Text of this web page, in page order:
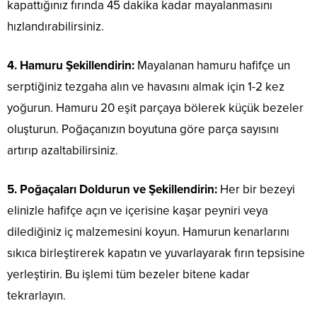
kapattığınız fırında 45 dakika kadar mayalanmasını
hızlandırabilirsiniz.
4. Hamuru Şekillendirin: Mayalanan hamuru hafifçe un
serptiğiniz tezgaha alın ve havasını almak için 1-2 kez
yoğurun. Hamuru 20 eşit parçaya bölerek küçük bezeler
oluşturun. Poğaçanızın boyutuna göre parça sayısını
artırıp azaltabilirsiniz.
5. Poğaçaları Doldurun ve Şekillendirin: Her bir bezeyi
elinizle hafifçe açın ve içerisine kaşar peyniri veya
dilediğiniz iç malzemesini koyun. Hamurun kenarlarını
sıkıca birleştirerek kapatın ve yuvarlayarak fırın tepsisine
yerleştirin. Bu işlemi tüm bezeler bitene kadar
tekrarlayın.